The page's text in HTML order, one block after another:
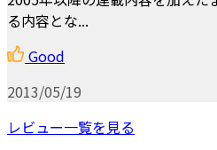
る内容とな...
Good
2013/05/19
レビュー一覧を見る